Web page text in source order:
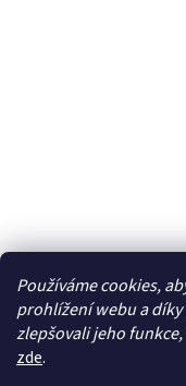
Používáme cookies,
prohlížení webu a
zlepšovali jeho
zde.